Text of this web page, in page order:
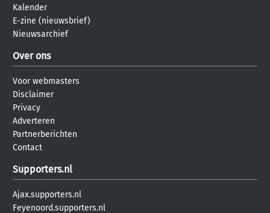
Kalender
E-zine (nieuwsbrief)
Nieuwsarchief
Over ons
Voor webmasters
Disclaimer
Privacy
Adverteren
Partnerberichten
Contact
Supporters.nl
Ajax.supporters.nl
Feyenoord.supporters.nl